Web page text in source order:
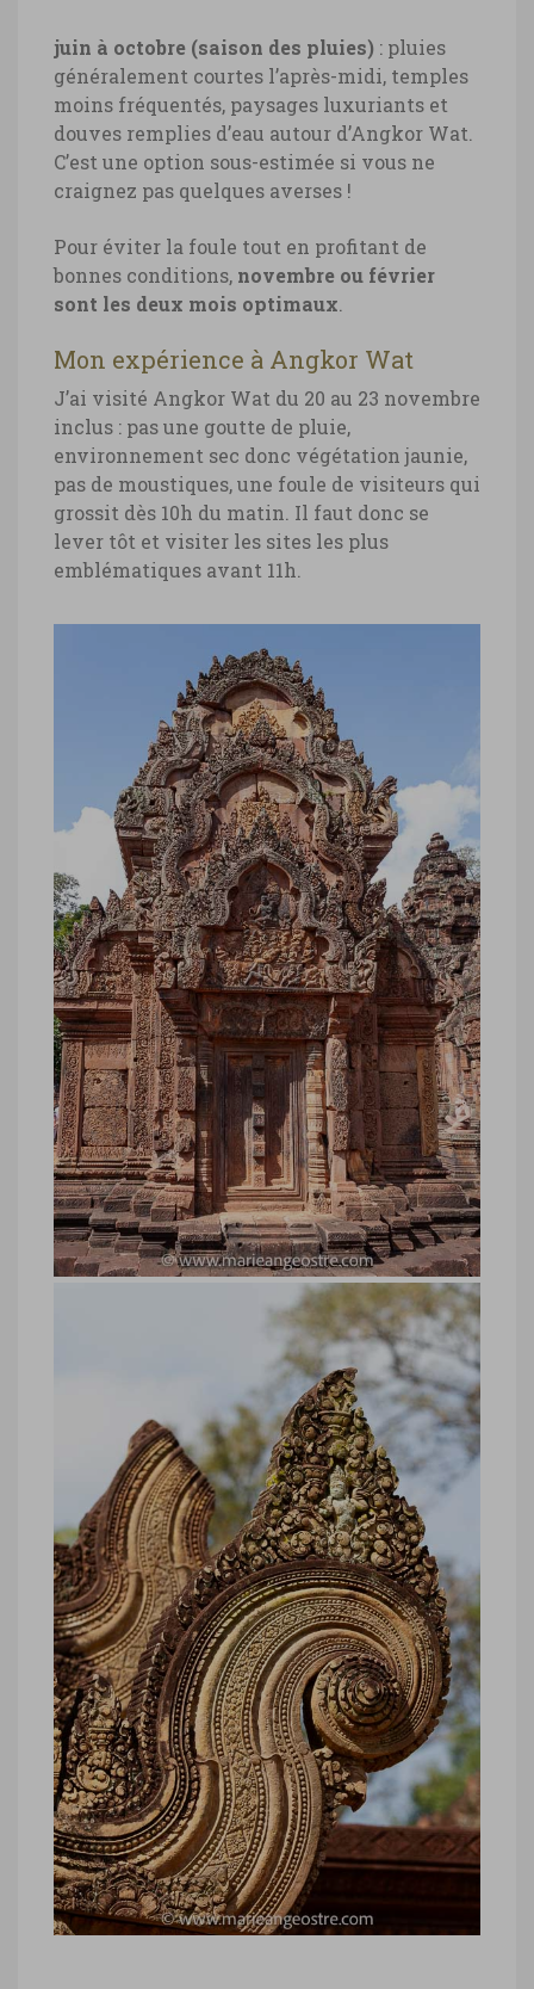
juin à octobre (saison des pluies) : pluies
généralement courtes l’après-midi, temples
moins fréquentés, paysages luxuriants et
douves remplies d’eau autour d’Angkor Wat.
C’est une option sous-estimée si vous ne
craignez pas quelques averses !
Pour éviter la foule tout en profitant de
bonnes conditions, novembre ou février
sont les deux mois optimaux
Mon expérience à Angkor Wat
J’ai visité Angkor Wat du 20 au 23 novembre
inclus : pas une goutte de pluie,
environnement sec donc végétation jaunie,
pas de moustiques, une foule de visiteurs qui
grossit dès 10h du matin. Il faut donc se
lever tôt et visiter les sites les plus
emblématiques avant 11h.
Temple Banteay Srei, Angkor Wat
Temple Banteay Srei, Angkor Wat ©
Marie-Ange Ostré